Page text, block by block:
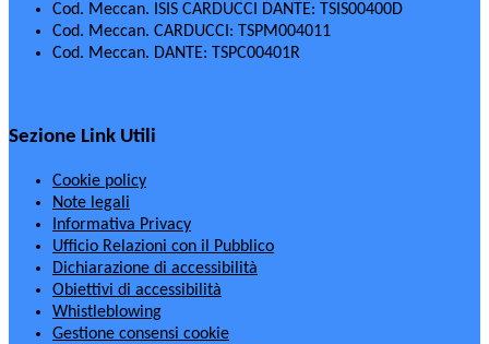
Cod. Meccan. ISIS CARDUCCI DANTE: TSIS00400D
Cod. Meccan. CARDUCCI: TSPM004011
Cod. Meccan. DANTE: TSPC00401R
Sezione Link Utili
Cookie policy
Note legali
Informativa Privacy
Ufficio Relazioni con il Pubblico
Dichiarazione di accessibilità
Obiettivi di accessibilità
Whistleblowing
Gestione consensi cookie